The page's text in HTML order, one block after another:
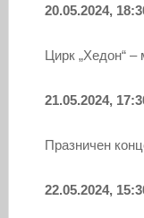
20.05.2024,
Цирк
21.05.2024,
Празничен
22.05.2024,